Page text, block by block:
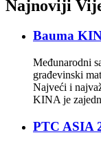
Najnoviji
Bauma
Međunarodni
građevinski
Najveći i
KINA je
PTC ASIA